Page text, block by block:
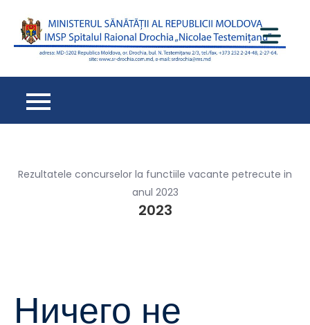
содержимому
Rezultatele concurselor la functiile vacante petrecute in
anul 2023
2023
Ничего не